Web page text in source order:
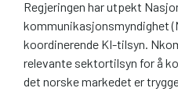
Regjeringen har utpekt
kommunikasjonsmyndighet
koordinerende KI-tilsyn.
relevante sektortilsyn for å
det norske markedet er